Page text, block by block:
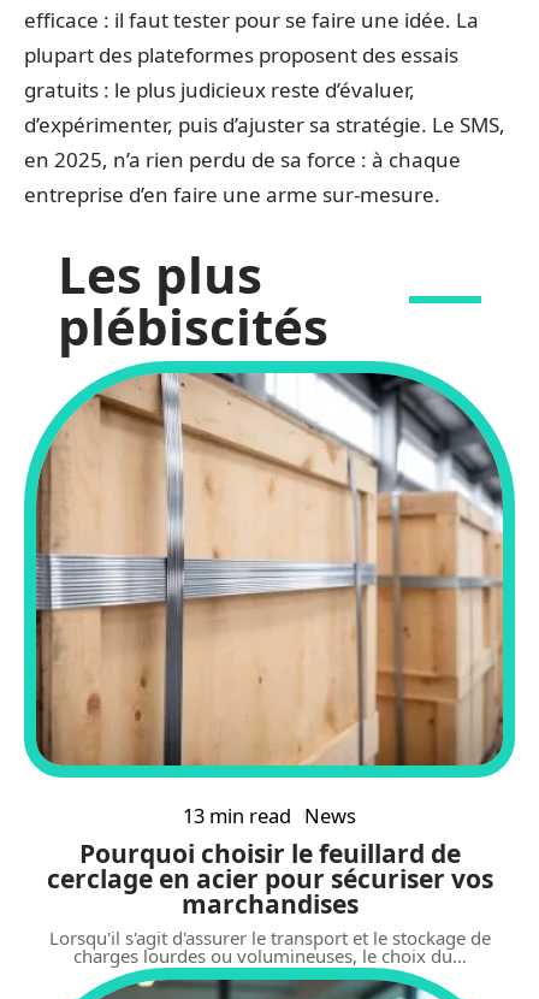
efficace : il faut tester pour se faire une idée. La
plupart des plateformes proposent des essais
gratuits : le plus judicieux reste d’évaluer,
d’expérimenter, puis d’ajuster sa stratégie. Le SMS,
en 2025, n’a rien perdu de sa force : à chaque
entreprise d’en faire une arme sur-mesure.
Les plus
plébiscités
13 min read News
Pourquoi choisir le feuillard de
cerclage en acier pour sécuriser vos
marchandises
Lorsqu'il s'agit d'assurer le transport et le stockage de
charges lourdes ou volumineuses, le choix du…